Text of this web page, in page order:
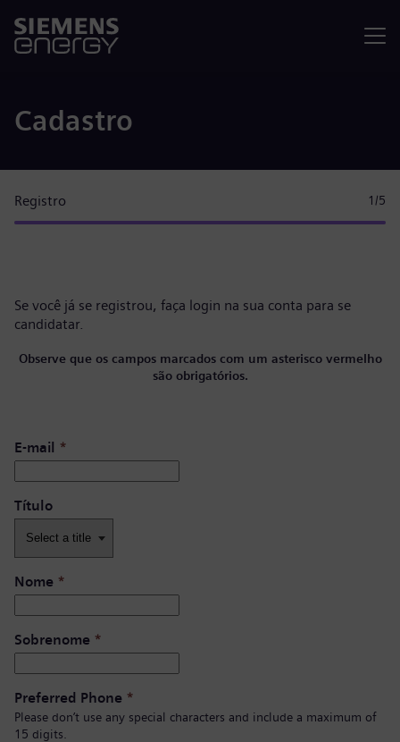
Cadastro
Registro 1 /5
Se você já se registrou, faça login na sua conta para se
candidatar.
Observe que os campos marcados com um asterisco vermelho
são obrigatórios.
E-mail *
Título
Nome *
Sobrenome *
Preferred Phone *
Please don’t use any special characters and include a maximum of
15 digits.